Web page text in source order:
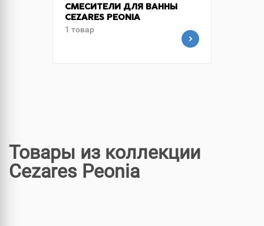
СМЕСИТЕЛИ ДЛЯ ВАННЫ
CEZARES PEONIA
1 товар
Товары из коллекции
Cezares Peonia